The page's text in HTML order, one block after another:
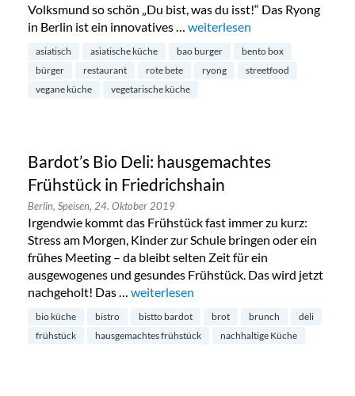
Volksmund so schön „Du bist, was du isst!“ Das Ryong
in Berlin ist ein innovatives … „Ryong in Prenzlauer Berg“
weiterlesen
asiatisch asiatische küche bao burger
bento box
bürger
restaurant rote bete ryong
streetfood
vegane küche
vegetarische küche
Bardot’s Bio Deli: hausgemachtes
Frühstück in Friedrichshain
Berlin, Speisen, 24. Oktober 2019
Irgendwie kommt das Frühstück fast immer zu kurz:
Stress am Morgen, Kinder zur Schule bringen oder ein
frühes Meeting – da bleibt selten Zeit für ein
ausgewogenes und gesundes Frühstück. Das wird jetzt
nachgeholt! Das … „Bardot’s Bio Deli: hausgemachtes
weiterlesen
bio küche bistro bistto bardot brot brunch
deli
frühstück
hausgemachtes frühstück nachhaltige Küche